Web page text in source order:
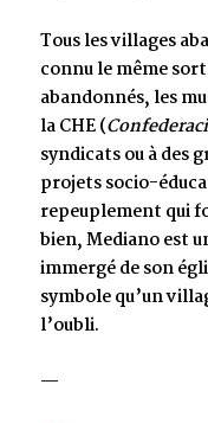
Tous les villages
connu le même
abandonnés, les
la CHE (
syndicats ou à des
projets socio-
repeuplement qui
bien, Mediano est
immergé de son
symbole qu’un
l’oubli.
—